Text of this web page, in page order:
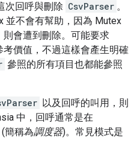
次回呼與刪除 CsvParser 。
並不會有幫助，因為 Mutex
則會遭到刪除。可能要求
考價值，不過這樣會產生明確
參照的所有項目也都能參照
以及回呼的叫用，則
中，回呼通常是在
簡稱為調度器)。常見模式是